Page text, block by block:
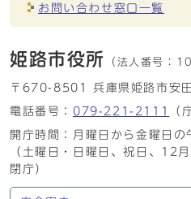
お問い合わせ窓口一覧
姫路市役所 （法人番号：
〒670-8501 兵庫県姫路市安
電話番号： 079-221-2111
（
開庁時間：月曜日から金曜日
（土曜日・日曜日、祝日、12
閉庁）